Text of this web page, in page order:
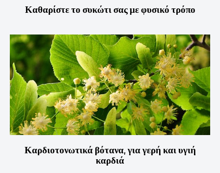
Καθαρίστε το συκώτι σας με φυσικό τρόπο
Καρδιοτονωτικά βότανα, για γερή και υγιή
καρδιά